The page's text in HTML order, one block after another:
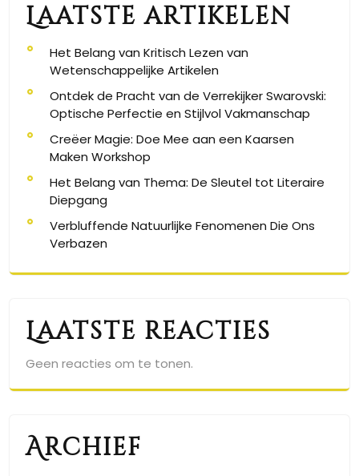
Laatste artikelen
Het Belang van Kritisch Lezen van
Wetenschappelijke Artikelen
Ontdek de Pracht van de Verrekijker Swarovski:
Optische Perfectie en Stijlvol Vakmanschap
Creëer Magie: Doe Mee aan een Kaarsen
Maken Workshop
Het Belang van Thema: De Sleutel tot Literaire
Diepgang
Verbluffende Natuurlijke Fenomenen Die Ons
Verbazen
Laatste reacties
Geen reacties om te tonen.
Archief